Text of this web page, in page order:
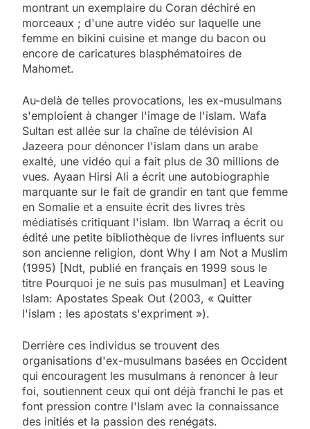
montrant un exemplaire du Coran déchiré en
morceaux ; d'une autre vidéo sur laquelle une
femme en bikini cuisine et mange du bacon ou
encore de caricatures blasphématoires de
Mahomet.
Au-delà de telles provocations, les ex-musulmans
s'emploient à changer l'image de l'islam. Wafa
Sultan est allée sur la chaîne de télévision Al
Jazeera pour dénoncer l'islam dans un arabe
exalté, une vidéo qui a fait plus de 30 millions de
vues. Ayaan Hirsi Ali a écrit une autobiographie
marquante sur le fait de grandir en tant que femme
en Somalie et a ensuite écrit des livres très
médiatisés critiquant l'islam. Ibn Warraq a écrit ou
édité une petite bibliothèque de livres influents sur
son ancienne religion, dont Why I am Not a Muslim
(1995) [Ndt, publié en français en 1999 sous le
titre Pourquoi je ne suis pas musulman] et Leaving
Islam: Apostates Speak Out (2003, « Quitter
l'islam : les apostats s'expriment »).
Derrière ces individus se trouvent des
organisations d'ex-musulmans basées en Occident
qui encouragent les musulmans à renoncer à leur
foi, soutiennent ceux qui ont déjà franchi le pas et
font pression contre l'Islam avec la connaissance
des initiés et la passion des renégats.